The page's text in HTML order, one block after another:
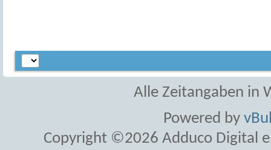
Alle Zeitangaben in
Powered by
Copyright ©2026 Adduco Digital